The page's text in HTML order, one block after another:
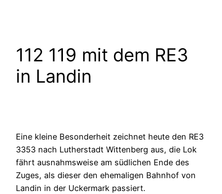
112 119 mit dem RE3
in Landin
Eine kleine Besonderheit zeichnet heute den RE3
3353 nach Lutherstadt Wittenberg aus, die Lok
fährt ausnahmsweise am südlichen Ende des
Zuges, als dieser den ehemaligen Bahnhof von
Landin in der Uckermark passiert.